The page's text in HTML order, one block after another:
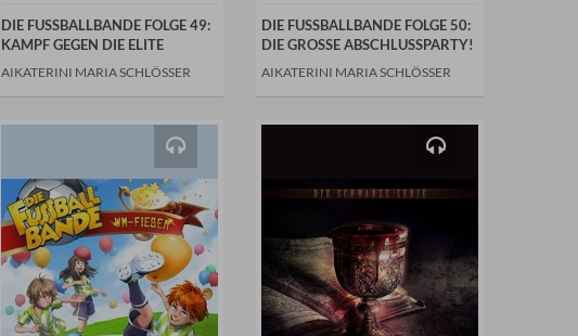
DIE FUSSBALLBANDE FOLGE 49:
KAMPF GEGEN DIE ELITE
AIKATERINI MARIA SCHLÖSSER
DIE FUSSBALLBANDE FOLGE 50:
DIE GROSSE ABSCHLUSSPARTY!
AIKATERINI MARIA SCHLÖSSER